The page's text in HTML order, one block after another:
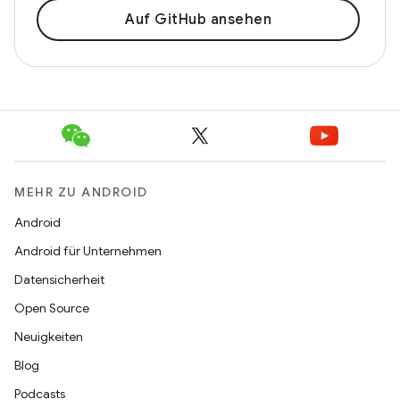
Auf GitHub ansehen
MEHR ZU ANDROID
Android
Android für Unternehmen
Datensicherheit
Open Source
Neuigkeiten
Blog
Podcasts